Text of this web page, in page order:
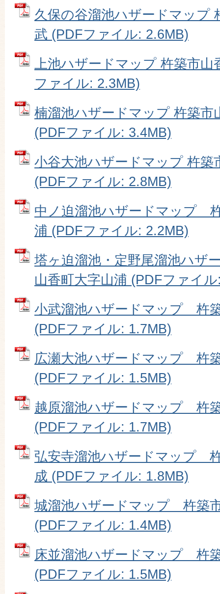
久保の谷溜池ハザードマップ
武 (PDFファイル: 2.6MB)
上池ハザードマップ 杵築市
ファイル: 2.3MB)
楠溜池ハザードマップ 杵築市
(PDFファイル: 3.4MB)
小谷大池ハザードマップ 杵築
(PDFファイル: 2.8MB)
中ノ迫溜池ハザードマップ
浦 (PDFファイル: 2.2MB)
塔ヶ迫溜池・定野尾溜池ハ
山香町大字山浦 (PDFファイ
小武溜池ハザードマップ 杵
(PDFファイル: 1.7MB)
広瀬大池ハザードマップ 杵
(PDFファイル: 1.5MB)
越原溜池ハザードマップ 杵
(PDFファイル: 1.7MB)
弘安寺溜池ハザードマップ
成 (PDFファイル: 1.8MB)
城溜池ハザードマップ 杵築
(PDFファイル: 1.4MB)
床並溜池ハザードマップ 杵
(PDFファイル: 1.5MB)